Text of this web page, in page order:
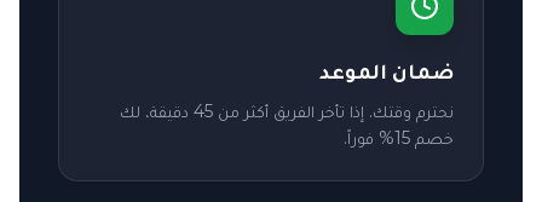
ضمان الموعد
نحترم وقتك. إذا تأخر الفريق أكثر من 45 دقيقة، لك
خصم 15% فوراً.